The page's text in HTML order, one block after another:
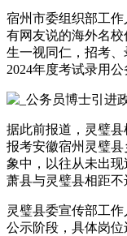
宿州市委组织部工
有网友说的海外名
生一视同仁，招考
2024年度考试录用公
据此前报道，灵璧
报考安徽宿州灵璧
象中，以往从未出现
萧县与灵璧县相距不
灵璧县委宣传部工
公示阶段，具体岗